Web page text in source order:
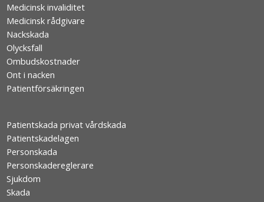
Medicinsk invaliditet
Medicinsk rådgivare
Nackskada
Olycksfall
Ombudskostnader
Ont i nacken
Patientförsäkringen
Patientskada privat vårdskada
Patientskadelagen
Personskada
Personskadereglerare
Sjukdom
Skada